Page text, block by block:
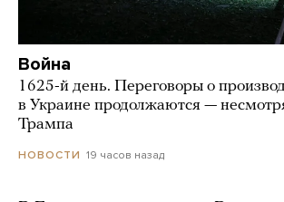
Война
1625-й день. Переговоры о
в Украине продолжаются —
Трампа
НОВОСТИ 19 часов назад